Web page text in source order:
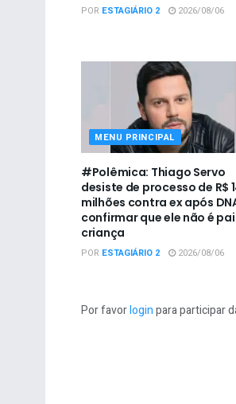
POR ESTAGIÁRIO 2 2026/08/06
MENU PRINCIPAL
#Polêmica: Thiago Servo
desiste de processo de R$
milhões contra ex após
confirmar que ele não é
criança
POR ESTAGIÁRIO 2 2026/08/06
Por favorloginpara participar